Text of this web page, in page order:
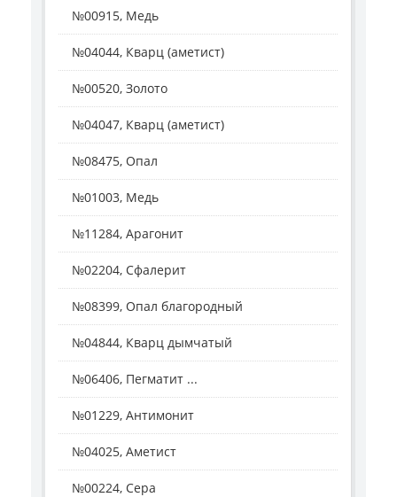
№00915, Медь
№04044, Кварц (аметист)
№00520, Золото
№04047, Кварц (аметист)
№08475, Опал
№01003, Медь
№11284, Арагонит
№02204, Сфалерит
№08399, Опал благородный
№04844, Кварц дымчатый
№06406, Пегматит ...
№01229, Антимонит
№04025, Аметист
№00224, Сера